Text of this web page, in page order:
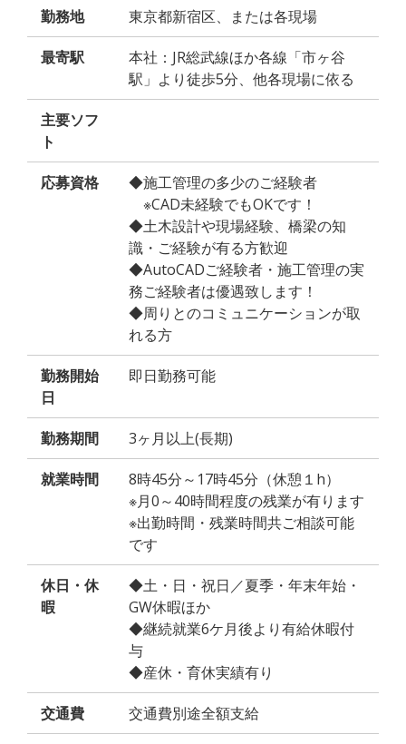
勤務地 東京都新宿区、または各現場
最寄駅
本社：JR総武線ほか各線「市ヶ谷
駅」より徒歩5分、他各現場に依る
主要ソフ
ト
応募資格
◆施工管理の多少のご経験者
※CAD未経験でもOKです！
◆土木設計や現場経験、橋梁の知
識・ご経験が有る方歓迎
◆AutoCADご経験者・施工管理の実
務ご経験者は優遇致します！
◆周りとのコミュニケーションが取
れる方
勤務開始
日
即日勤務可能
勤務期間 3ヶ月以上(長期)
就業時間
8時45分～17時45分（休憩１h）
※月0～40時間程度の残業が有ります
※出勤時間・残業時間共ご相談可能
です
休日・休
暇
◆土・日・祝日／夏季・年末年始・
GW休暇ほか
◆継続就業6ケ月後より有給休暇付
与
◆産休・育休実績有り
交通費 交通費別途全額支給